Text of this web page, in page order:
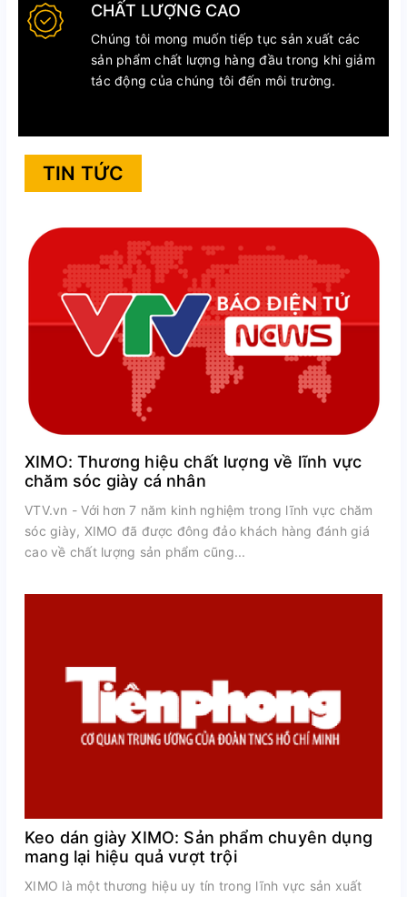
CHẤT LƯỢNG CAO
Chúng tôi mong muốn tiếp tục sản xuất các
sản phẩm chất lượng hàng đầu trong khi giảm
tác động của chúng tôi đến môi trường.
TIN TỨC
XIMO: Thương hiệu chất lượng về lĩnh vực
chăm sóc giày cá nhân
VTV.vn - Với hơn 7 năm kinh nghiệm trong lĩnh vực chăm
sóc giày, XIMO đã được đông đảo khách hàng đánh giá
cao về chất lượng sản phẩm cũng...
Keo dán giày XIMO: Sản phẩm chuyên dụng
mang lại hiệu quả vượt trội
XIMO là một thương hiệu uy tín trong lĩnh vực sản xuất